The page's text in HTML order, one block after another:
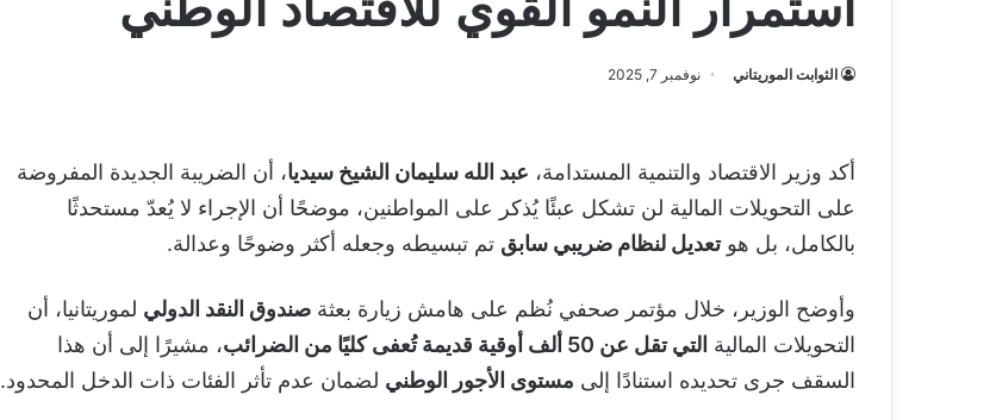
الثوابت الموريتاني نوفمبر 7, 2025
أكد وزير الاقتصاد والتنمية المستدامة، عبد الله سليمان الشيخ سيديا، أن الضريبة الجديدة المفروضة
على التحويلات المالية لن تشكل عبئًا يُذكر على المواطنين، موضحًا أن الإجراء لا يُعدّ مستحدثًا
بالكامل، بل هوتعديل لنظام ضريبي سابق تم تبسيطه وجعله أكثر وضوحًا وعدالة.
وأوضح الوزير، خلال مؤتمر صحفي نُظم على هامش زيارة بعثة صندوق النقد الدولي لموريتانيا، أن
التحويلات المالية التي تقل عن 50 ألف أوقية قديمة تُعفى كليًا من الضرائب
، مشيرًا إلى أن هذا
السقف جرى تحديده استنادًا إلى مستوى الأجور الوطني لضمان عدم تأثر الفئات ذات الدخل المحدود.